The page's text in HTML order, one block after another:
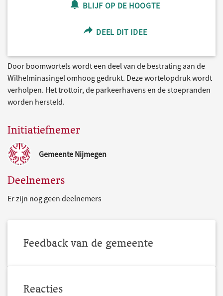
BLIJF OP DE HOOGTE
DEEL DIT IDEE
Door boomwortels wordt een deel van de bestrating aan de
Wilhelminasingel omhoog gedrukt. Deze wortelopdruk wordt
verholpen. Het trottoir, de parkeerhavens en de stoepranden
worden hersteld.
Initiatiefnemer
Gemeente Nijmegen
Deelnemers
Er zijn nog geen deelnemers
Feedback van de gemeente
Reacties